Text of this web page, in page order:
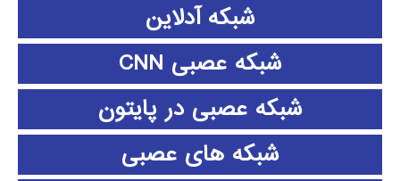
شبکه آدلاین
شبکه عصبی CNN
شبکه عصبی در پایتون
شبکه های عصبی